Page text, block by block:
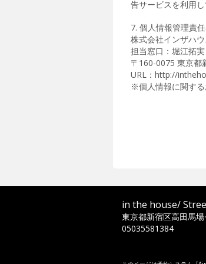
告サービスを利用し
7. 個人情報管理責
株式会社インザハ
担当窓口：堀江拓実
〒160-0075 東京都
URL：http://
※個人情報に関す
in the house/
東京都新宿区高田馬
05035581384